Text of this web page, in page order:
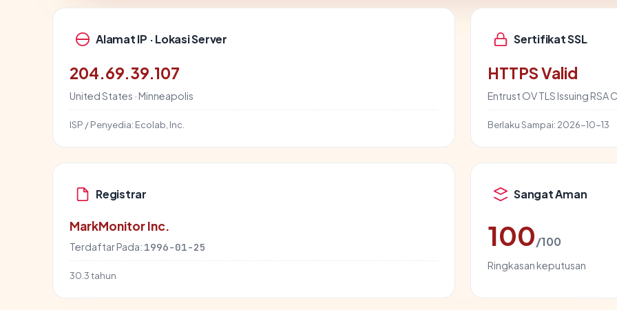
Alamat IP · Lokasi Server
204.69.39.107
United States · Minneapolis
ISP / Penyedia: Ecolab, Inc.
Sertifikat SSL
HTTPS Valid
Entrust OV TLS Issuing RSA
Berlaku Sampai: 2026-10-13
Registrar
MarkMonitor Inc.
Terdaftar Pada: 1996-01-25
30.3 tahun
Sangat Aman
100/100
Ringkasan keputusan